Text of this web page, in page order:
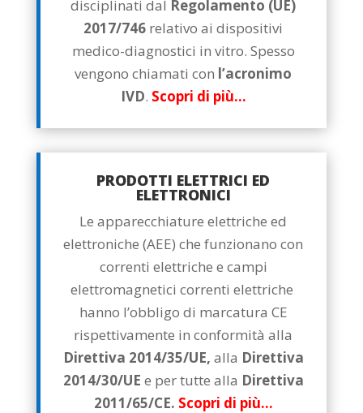
disciplinati dal Regolamento (UE)
2017/746 relativo ai dispositivi
medico-diagnostici in vitro. Spesso
vengono chiamati con l’acronimo
IVD. Scopri di più…
PRODOTTI ELETTRICI ED
ELETTRONICI
Le apparecchiature elettriche ed
elettroniche (AEE) che funzionano con
correnti elettriche e campi
elettromagnetici correnti elettriche
hanno l’obbligo di marcatura CE
rispettivamente in conformità alla
Direttiva 2014/35/UE, alla Direttiva
2014/30/UE e per tutte alla Direttiva
2011/65/CE. Scopri di più…